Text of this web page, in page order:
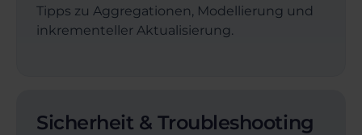
Tipps zu Aggregationen, Modellierung und
inkrementeller Aktualisierung.
Sicherheit & Troubleshooting